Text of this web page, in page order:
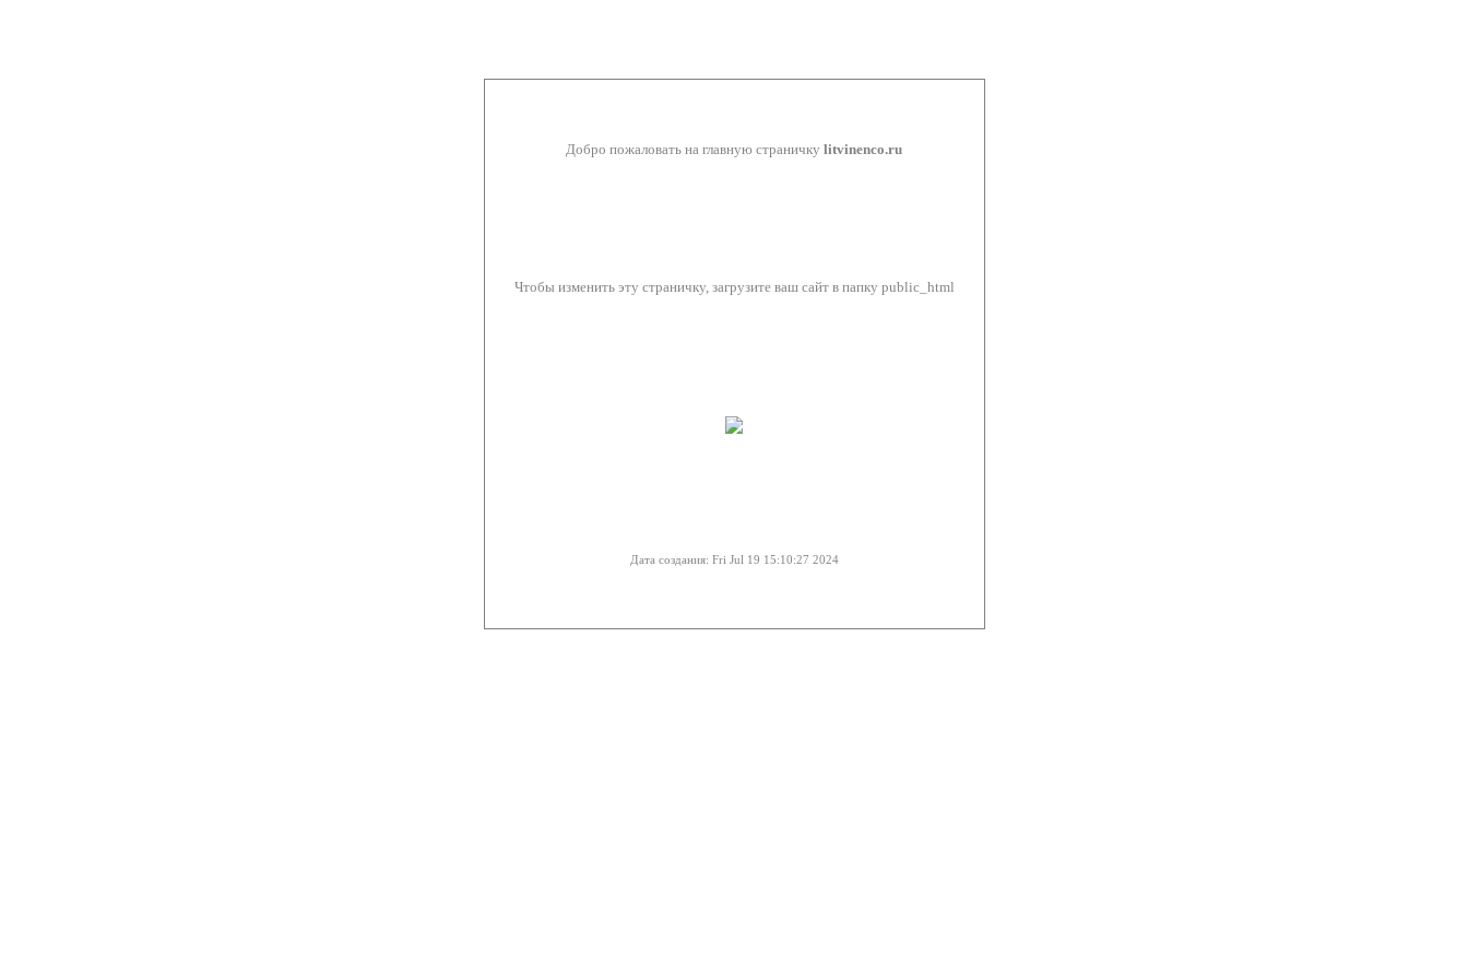
Добро пожаловать на главную страничку litvinenco.ru
Чтобы изменить эту страничку, загрузите ваш сайт в папку public_html
Дата создания: Fri Jul 19 15:10:27 2024